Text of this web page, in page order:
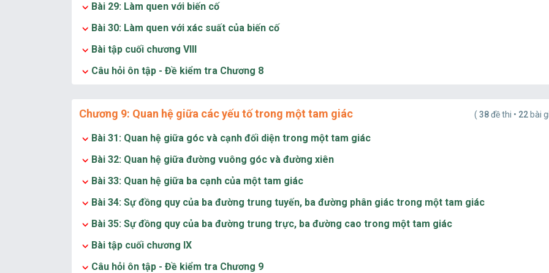
Bài 29: Làm quen với biến cố
Bài 30: Làm quen với xác suất của biến cố
Bài tập cuối chương VIII
Câu hỏi ôn tập - Đề kiểm tra Chương 8
Chương 9: Quan hệ giữa các yếu tố trong một tam giác ( 38đề thi • 22 bài
Bài 31: Quan hệ giữa góc và cạnh đối diện trong một tam giác
Bài 32: Quan hệ giữa đường vuông góc và đường xiên
Bài 33: Quan hệ giữa ba cạnh của một tam giác
Bài 34: Sự đồng quy của ba đường trung tuyến, ba đường phân giác trong một tam giác
Bài 35: Sự đồng quy của ba đường trung trực, ba đường cao trong một tam giác
Bài tập cuối chương IX
Câu hỏi ôn tập - Đề kiểm tra Chương 9